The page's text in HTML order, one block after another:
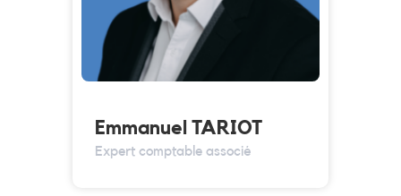
Emmanuel TARIOT
Expert comptable associé